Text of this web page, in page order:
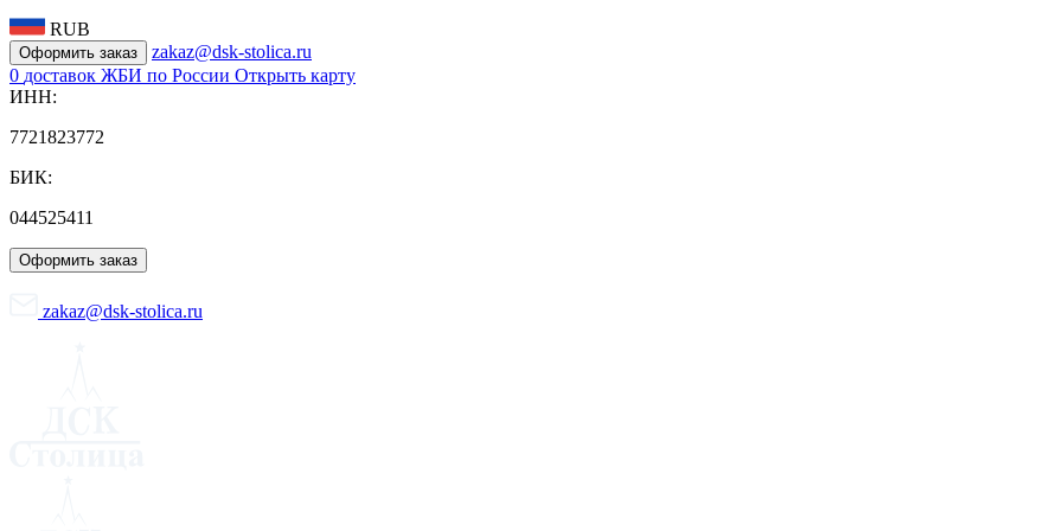
RUB
Оформить заказ
zakaz@dsk-stolica.ru
0 доставок ЖБИ по России Открыть карту
ИНН:
7721823772
БИК:
044525411
Оформить заказ
zakaz@dsk-stolica.ru